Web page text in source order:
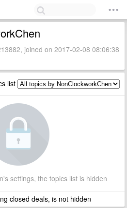
joined on 2017-02-08 08:06:38
list
settings, the topics list is hidden
closed deals, is not hidden